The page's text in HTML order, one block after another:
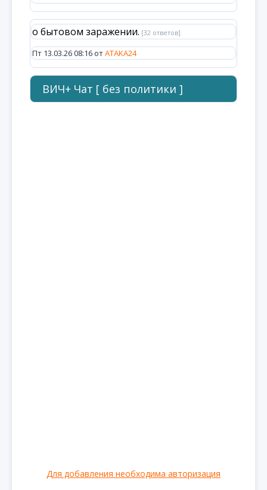
о бытовом заражении. [32 ответов]
Пт 13.03.26 08:16 отATAKA24
ВИЧ+ Чат [ без политики ]
Для добавления необходима авторизация